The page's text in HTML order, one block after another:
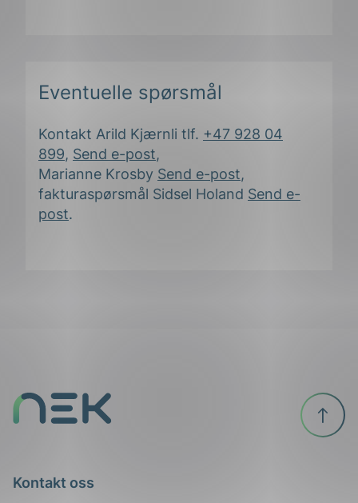
Eventuelle spørsmål
Kontakt Arild Kjærnli tlf. +47 928 04
899, Send e-post,
Marianne Krosby Send e-post,
fakturaspørsmål Sidsel Holand Send e-
post.
Kontakt oss
Til
toppen